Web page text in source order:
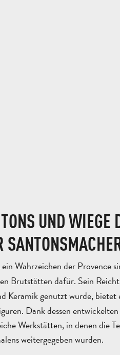
UND WIEGE
Wahrzeichen der Provence
Brutstätten dafür. Sein
Keramik genutzt wurde,
Dank dessen
Werkstätten, in denen die
weitergegeben wurden.